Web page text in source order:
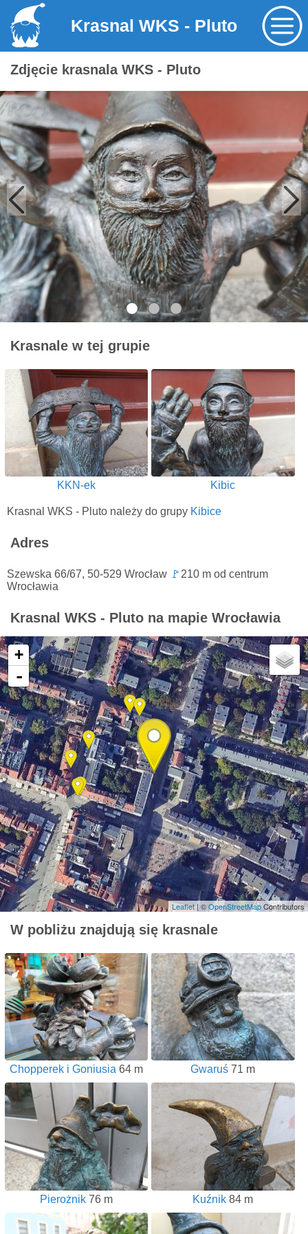
Krasnal WKS - Pluto
Zdjęcie krasnala WKS - Pluto
Krasnale w tej grupie
KKN-ek Kibic
Krasnal WKS - Pluto należy do grupy Kibice
Adres
Szewska 66/67, 50-529 Wrocław 🚩 210 m od centrum
Wrocławia
Krasnal WKS - Pluto na mapie Wrocławia
+
-
Leaflet| ©OpenStreetMapContributors
W pobliżu znajdują się krasnale
Chopperek i Goniusia 64 m Gwaruś 71 m
Pierożnik 76 m Kuźnik 84 m